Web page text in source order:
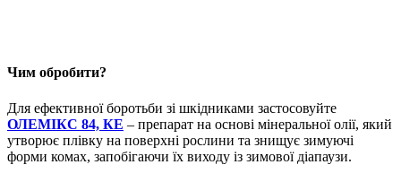
Чим обробити?
Для ефективної боротьби зі шкідниками застосовуйте
ОЛЕМІКС 84, КЕ – препарат на основі мінеральної олії, який
утворює плівку на поверхні рослини та знищує зимуючі
форми комах, запобігаючи їх виходу із зимової діапаузи.